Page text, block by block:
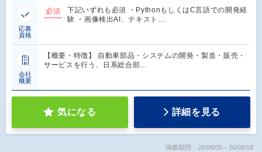
応募
資格
必須
下記いずれも必須 ・PythonもしくはC言語での開発経
験 ・画像検出AI、テキスト…
会社
概要
【概要・特徴】 自動車部品・システムの開発・製造・販売・
サービスを行う、日系総合部…
気になる 詳細を見る
掲載期間：26/08/05～26/08/18